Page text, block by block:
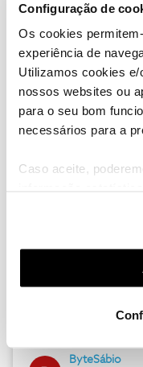
Configuração de
Os cookies
experiência de
Utilizamos cookies
nossos websites ou
para o seu bom
necessários para a
Caso aceite,
funcionalidades
funcionalidade) e
(cookies de
utilização dos
Descubra as
ByteSábio